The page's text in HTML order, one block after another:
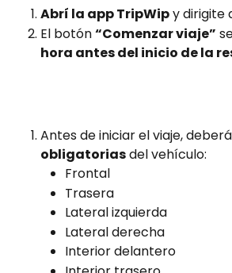
Abrí la app TripWip y dirigite
El botón “Comenzar viaje”
hora antes del inicio de la
Antes de iniciar el viaje,
obligatorias del vehículo:
Frontal
Trasera
Lateral izquierda
Lateral derecha
Interior delantero